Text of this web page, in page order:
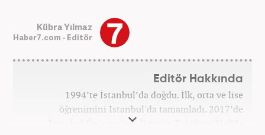
Kübra Yılmaz
Haber7.com - Editör
Editör Hakkında
1994’te İstanbul’da doğdu. İlk, orta ve lise
öğrenimini İstanbul'da tamamladı. 2017’de
İstanbul Üniversitesi İletişim Fakültesi Halkla